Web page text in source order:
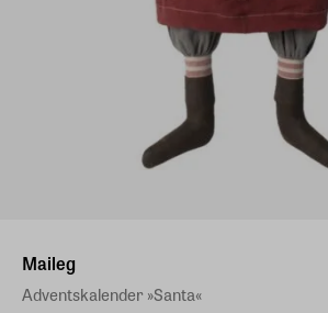
Maileg
Adventskalender »Santa«